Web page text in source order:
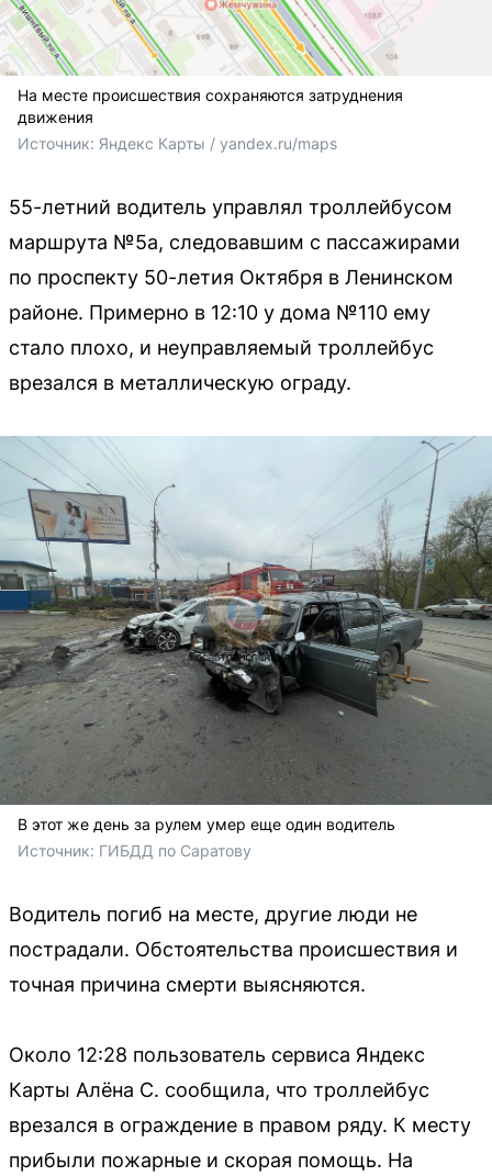
На месте происшествия сохраняются затруднения
движения
Источник: Яндекс Карты / yandex.ru/maps
55-летний водитель управлял троллейбусом
маршрута №5а, следовавшим с пассажирами
по проспекту 50-летия Октября в Ленинском
районе. Примерно в 12:10 у дома №110 ему
стало плохо, и неуправляемый троллейбус
врезался в металлическую ограду.
В этот же день за рулем умер еще один водитель
Источник: ГИБДД по Саратову
Водитель погиб на месте, другие люди не
пострадали. Обстоятельства происшествия и
точная причина смерти выясняются.
Около 12:28 пользователь сервиса Яндекс
Карты Алёна С. сообщила, что троллейбус
врезался в ограждение в правом ряду. К месту
прибыли пожарные и скорая помощь. На